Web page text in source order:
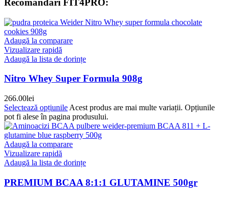
Recomandari FIT4PRO:
Adaugă la comparare
Vizualizare rapidă
Adaugă la lista de dorințe
Nitro Whey Super Formula 908g
266.00lei
Selectează opțiunile Acest produs are mai multe variații. Opțiunile
pot fi alese în pagina produsului.
Adaugă la comparare
Vizualizare rapidă
Adaugă la lista de dorințe
PREMIUM BCAA 8:1:1 GLUTAMINE 500gr